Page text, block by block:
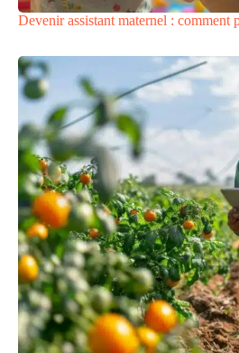
Devenir assistant maternel : comment